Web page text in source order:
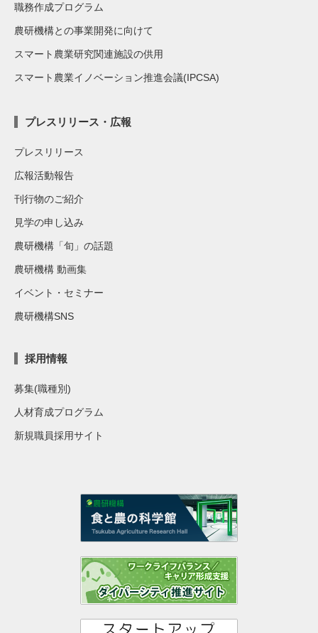
職務作成プログラム
農研機構との事業開発に向けて
スマート農業研究関連施設の供用
スマート農業イノベーション推進会議(IPCSA)
プレスリリース・広報
プレスリリース
広報活動報告
刊行物のご紹介
見学の申し込み
農研機構「旬」の話題
農研機構 動画集
イベント・セミナー
農研機構SNS
採用情報
募集(職種別)
人材育成プログラム
新規職員採用サイト